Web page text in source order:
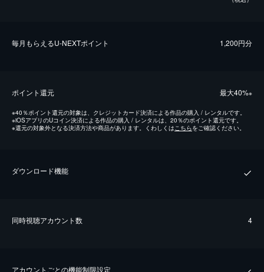
毎⽉もらえるU-NEXTポイント 1,200円分
ポイント還元 最⼤40%※
※40％ポイント還元の対象は、クレジットカード決済による作品の購入 / レンタルです。
※iOSアプリのUコイン決済による作品の購入 / レンタルは、20％のポイント還元です。
※還元の対象外となる決済方法や商品があります。くわしくはこちらをご確認ください。
ダウンロード機能
同時視聴アカウント数 4
アカウントごとの機能制限設定